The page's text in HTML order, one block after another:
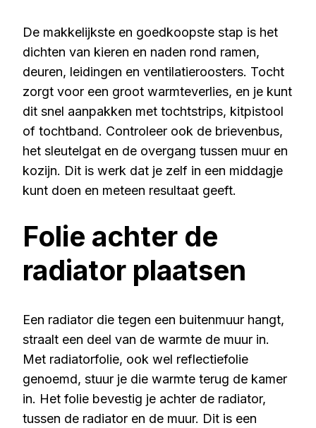
De makkelijkste en goedkoopste stap is het
dichten van kieren en naden rond ramen,
deuren, leidingen en ventilatieroosters. Tocht
zorgt voor een groot warmteverlies, en je kunt
dit snel aanpakken met tochtstrips, kitpistool
of tochtband. Controleer ook de brievenbus,
het sleutelgat en de overgang tussen muur en
kozijn. Dit is werk dat je zelf in een middagje
kunt doen en meteen resultaat geeft.
Folie achter de
radiator plaatsen
Een radiator die tegen een buitenmuur hangt,
straalt een deel van de warmte de muur in.
Met radiatorfolie, ook wel reflectiefolie
genoemd, stuur je die warmte terug de kamer
in. Het folie bevestig je achter de radiator,
tussen de radiator en de muur. Dit is een